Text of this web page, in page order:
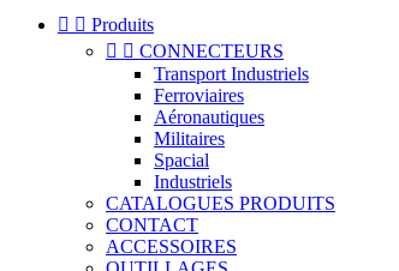
  Produits
  CONNECTEURS
Transport Industriels
Ferroviaires
Aéronautiques
Militaires
Spacial
Industriels
CATALOGUES PRODUITS
CONTACT
ACCESSOIRES